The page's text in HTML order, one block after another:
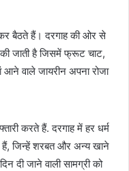
बैठते हैं। दरगाह की ओर से
जाती है जिसमें फ्रूट चाट,
आने वाले जायरीन अपना रोजा
करते हैं. दरगाह में हर धर्म
जिन्हें शरबत और अन्य खाने
दी जाने वाली सामग्री को